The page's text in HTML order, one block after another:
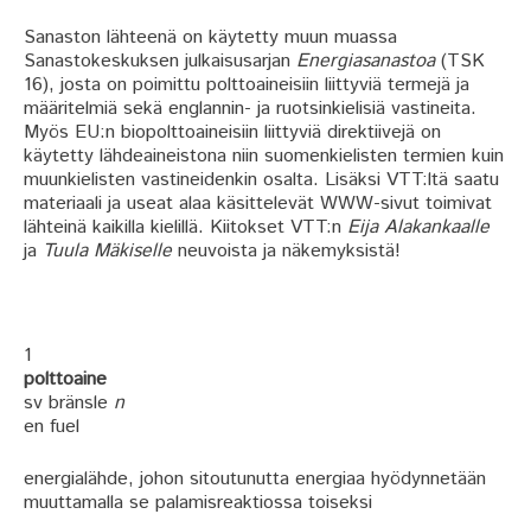
Sanaston lähteenä on käytetty muun muassa
Sanastokeskuksen julkaisusarjan Energiasanastoa(TSK
16), josta on poimittu polttoaineisiin liittyviä termejä ja
määritelmiä sekä englannin- ja ruotsinkielisiä vastineita.
Myös EU:n biopolttoaineisiin liittyviä direktiivejä on
käytetty lähdeaineistona niin suomenkielisten termien kuin
muunkielisten vastineidenkin osalta. Lisäksi VTT:ltä saatu
materiaali ja useat alaa käsittelevät WWW-sivut toimivat
lähteinä kaikilla kielillä. Kiitokset VTT:n Eija Alakankaalle
ja Tuula Mäkiselle neuvoista ja näkemyksistä!
1
polttoaine
sv bränsle n
en fuel
energialähde, johon sitoutunutta energiaa hyödynnetään
muuttamalla se palamisreaktiossa toiseksi